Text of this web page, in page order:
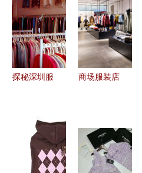
费——服装
零售的新模
式
探秘深圳服
营之道
商场服装店
间的设计灵
感